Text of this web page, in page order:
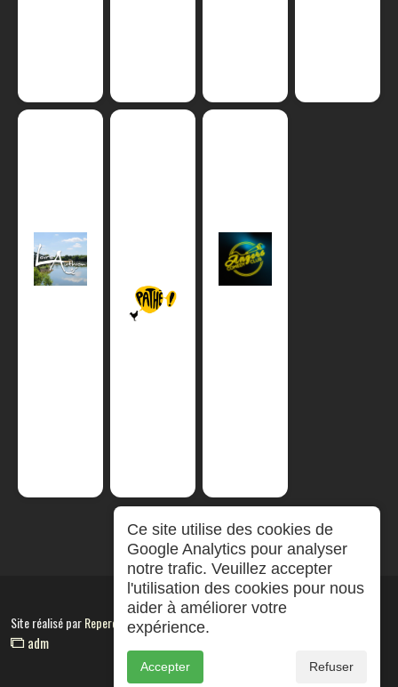
Site réalisé parRepereCom
adm
Ce site utilise des cookies de
Google Analytics pour analyser
notre trafic. Veuillez accepter
l'utilisation des cookies pour nous
aider à améliorer votre
expérience.
Accepter Refuser